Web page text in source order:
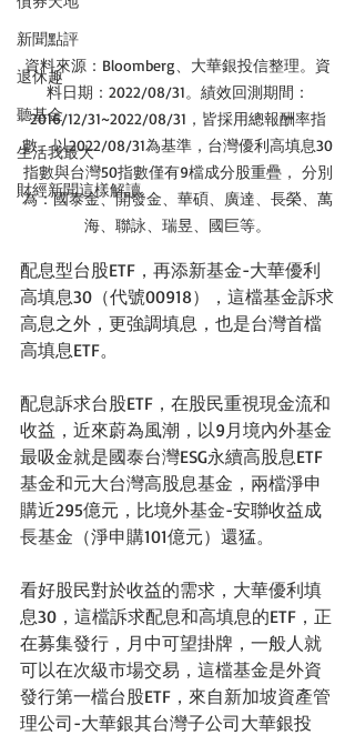
新聞點評
退休趣
聽基金
生活我最大
財經新聞這樣解讀
資料來源：Bloomberg、大華銀投信整理。資
料日期：2022/08/31。績效回測期間：
2016/12/31~2022/08/31，皆採用總報酬率指
數。以2022/08/31為基準，台灣優利高填息30
指數與台灣50指數僅有9檔成分股重疊， 分別
為：國泰金、開發金、華碩、廣達、長榮、萬
海、聯詠、瑞昱、國巨等。
配息型台股ETF，再添新基金-大華優利
高填息30（代號00918），這檔基金訴求
高息之外，更強調填息，也是台灣首檔
高填息ETF。
配息訴求台股ETF，在股民重視現金流和
收益，近來蔚為風潮，以9月境內外基金
最吸金就是國泰台灣ESG永續高股息ETF
基金和元大台灣高股息基金，兩檔淨申
購近295億元，比境外基金-安聯收益成
長基金（淨申購101億元）還猛。
看好股民對於收益的需求，大華優利填
息30，這檔訴求配息和高填息的ETF，正
在募集發行，月中可望掛牌，一般人就
可以在次級市場交易，這檔基金是外資
發行第一檔台股ETF，來自新加坡資產管
理公司-大華銀其台灣子公司大華銀投